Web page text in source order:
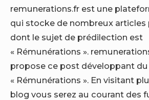
remunerations.fr est une
qui stocke de nombreux articles
dont le sujet de prédilection est
« Rémunérations ».
propose ce post développant
« Rémunérations ». En visitant
blog vous serez au courant des